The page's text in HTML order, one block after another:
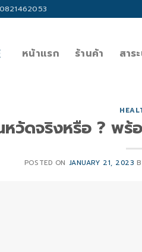
0821462053
หน้าแรก ร้านค้า สาร
หวัดจริงหรือ ? พ
POSTED ON JANUARY 21, 2023